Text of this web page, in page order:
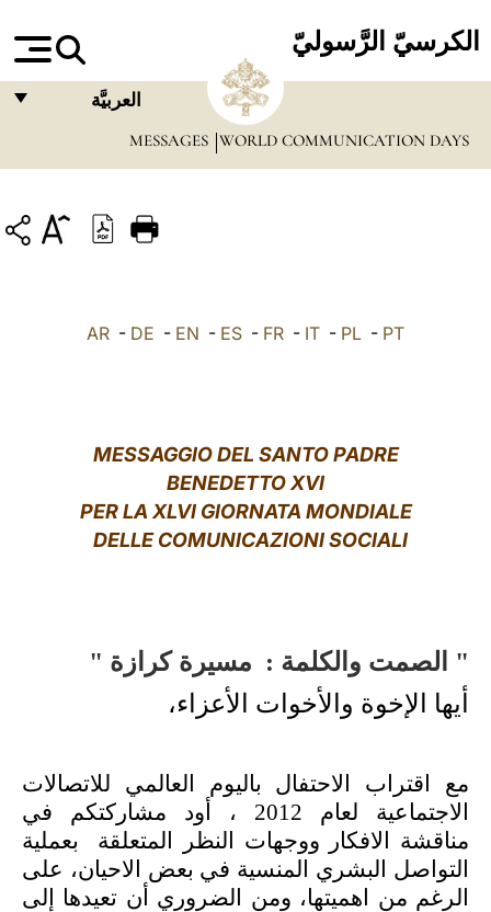
الكرسيّ الرَّسوليّ
العربيَّة
FRANÇAIS
ITALIANO
العربيّة
LATINE
MESSAGES WORLD COMMUNICATION DAYS
AR - DE - EN - ES - FR - IT - PL - PT
MESSAGGIO DEL SANTO PADRE
BENEDETTO XVI
PER LA XLVI GIORNATA MONDIALE
DELLE COMUNICAZIONI SOCIALI
" الصمت والكلمة : مسيرة كرازة "
أيها الإخوة والأخوات الأعزاء،
مع اقتراب الاحتفال باليوم العالمي للاتصالات
الاجتماعية لعام 2012 ، أود مشاركتكم في
مناقشة الافكار ووجهات النظر المتعلقة بعملية
التواصل البشري المنسية في بعض الاحيان، على
الرغم من اهميتها، ومن الضروري أن تعيدها إلى